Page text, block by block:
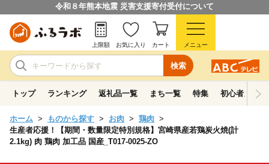
令和８年熊本地震 災害支援寄付受付について
検索
上限額 お気に入り カート メニュー
トップ ランキング 返礼品一覧 まち一覧 特集 初心者ガイド
ホーム ものから探す お肉
鶏肉
生産者応援！【期間・数量限定特別規格】宮崎県産若鶏炭火焼(計
2.1kg) 肉 鶏肉 加工品 国産_T017-0025-ZO